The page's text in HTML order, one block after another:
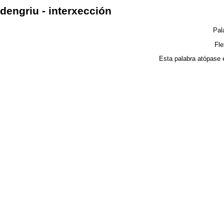
dengriu - interxección
Esta palabra atópase